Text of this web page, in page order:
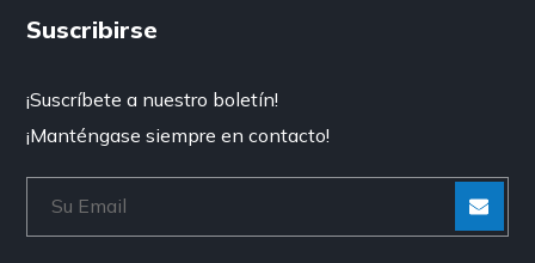
Suscribirse
¡Suscríbete a nuestro boletín!
¡Manténgase siempre en contacto!
[Enviar
“”]